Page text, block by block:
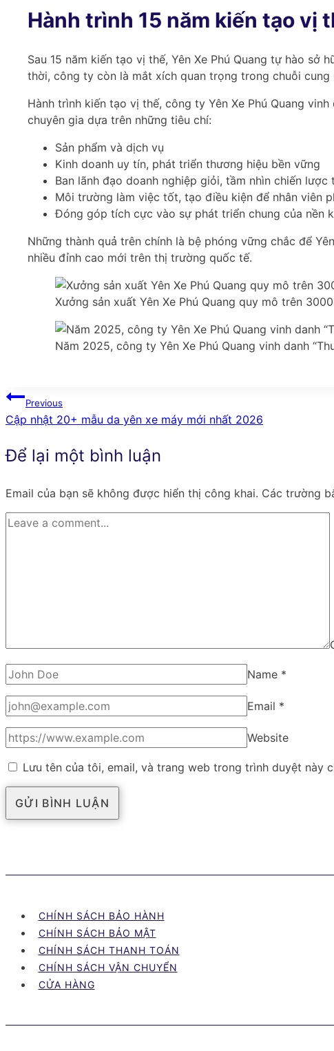
Hành trình 15 năm kiến tạo vị
Sau 15 năm kiến tạo vị thế, Yên Xe Phú Quang tự hào
thời, công ty còn là mắt xích quan trọng trong chuỗi
Hành trình kiến tạo vị thế, công ty Yên Xe Phú Quang
chuyên gia dựa trên những tiêu chí:
Sản phẩm và dịch vụ
Kinh doanh uy tín, phát triển thương hiệu bền vững
Ban lãnh đạo doanh nghiệp giỏi, tầm nhìn chiến lược
Môi trường làm việc tốt, tạo điều kiện để nhân viên
Đóng góp tích cực vào sự phát triển chung của nền
Những thành quả trên chính là bệ phóng vững chắc để
nhiều đỉnh cao mới trên thị trường quốc tế.
Xưởng sản xuất Yên Xe Phú Quang quy mô trên
Năm 2025, công ty Yên Xe Phú Quang vinh danh
Điều
hướng
bài
viết
Previous
Cập nhật 20+ mẫu da yên xe máy mới nhất 2026
Để lại một bình luận
Email của bạn sẽ không được hiển thị công khai. Các trường
Name *
Email *
Website
Lưu tên của tôi, email, và trang web trong trình duyệt này
CHÍNH SÁCH BẢO HÀNH
CHÍNH SÁCH BẢO MẬT
CHÍNH SÁCH THANH TOÁN
CHÍNH SÁCH VẬN CHUYỂN
CỬA HÀNG